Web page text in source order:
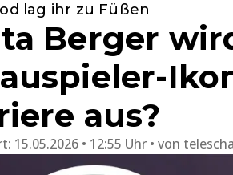
lag ihr zu Füßen
Berger
aus?
15.05.2026 • 12:55 Uhr von